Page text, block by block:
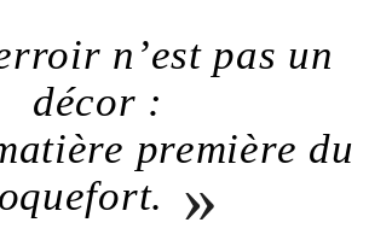
n’est pas un
décor :
première du
»